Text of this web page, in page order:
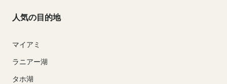
人気の目的地
マイアミ
ラニアー湖
タホ湖